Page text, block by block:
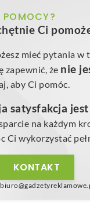
POMOCY?
Ci
mieć pytania
zapewnić, że nie
aby Ci pomóc.
satysfakcja
na każdym
Ci wykorzystać
KONTAKT